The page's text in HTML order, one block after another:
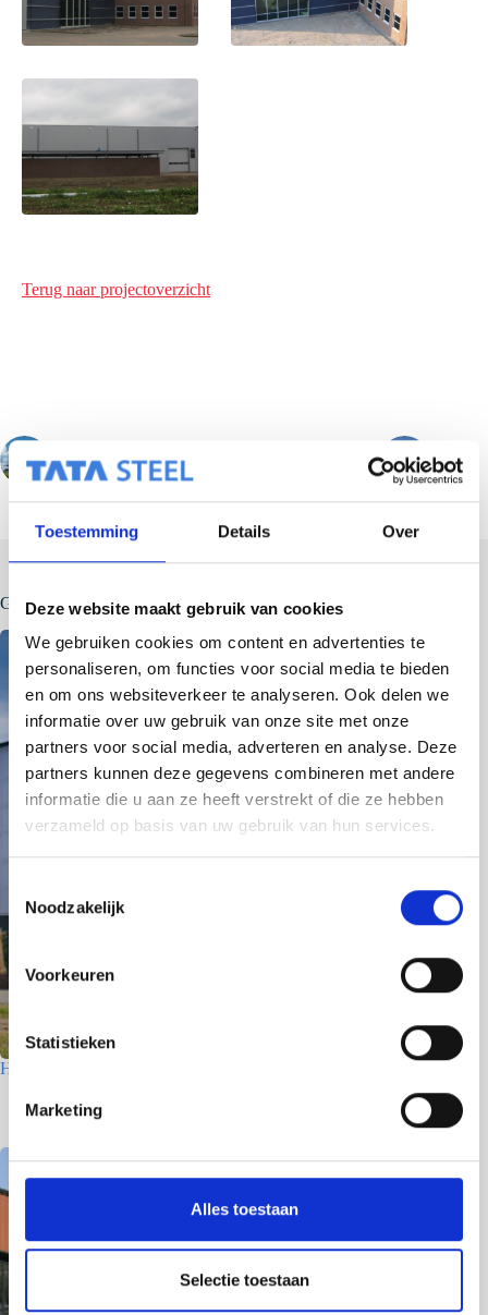
Toestemming Details Over
Deze website maakt gebruik van cookies
We gebruiken cookies om content en advertenties te
personaliseren, om functies voor social media te bieden
en om ons websiteverkeer te analyseren. Ook delen we
informatie over uw gebruik van onze site met onze
partners voor social media, adverteren en analyse. Deze
partners kunnen deze gegevens combineren met andere
informatie die u aan ze heeft verstrekt of die ze hebben
verzameld op basis van uw gebruik van hun services.
o
t
e
m
m
g
s
l
c
Noodzakelijk
Voorkeuren
Statistieken
Marketing
Alles toestaan
Selectie toestaan
Terug naar projectoverzicht
VORIGE
Gerelateerde berichten
Houtfabriek – Utrecht
7 juli 2026